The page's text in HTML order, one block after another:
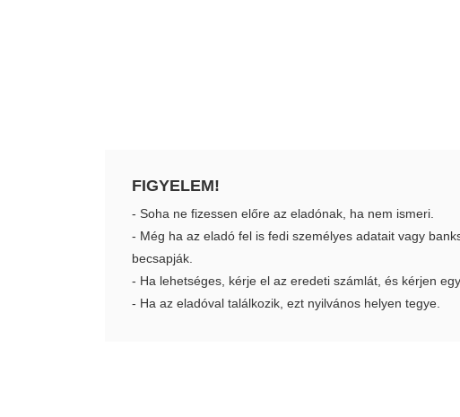
FIGYELEM!
- Soha ne fizessen előre az eladónak, ha nem ismeri.
- Még ha az eladó fel is fedi személyes adatait vagy
becsapják.
- Ha lehetséges, kérje el az eredeti számlát, és kérjen
- Ha az eladóval találkozik, ezt nyilvános helyen tegye.